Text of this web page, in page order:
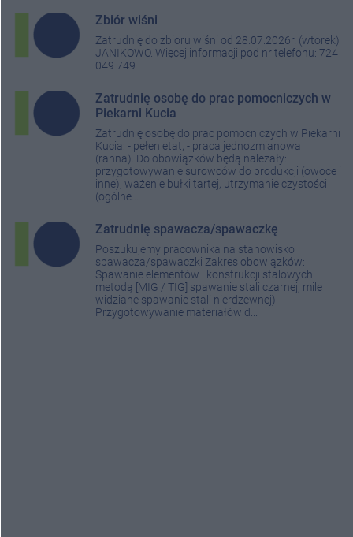
Zbiór wiśni
Zatrudnię do zbioru wiśni od 28.07.2026r. (wtorek)
JANIKOWO. Więcej informacji pod nr telefonu: 724
049 749
Zatrudnię osobę do prac pomocniczych w
Piekarni Kucia
Zatrudnię osobę do prac pomocniczych w Piekarni
Kucia: - pełen etat, - praca jednozmianowa
(ranna). Do obowiązków będą należały:
przygotowywanie surowców do produkcji (owoce i
inne), ważenie bułki tartej, utrzymanie czystości
(ogólne...
Zatrudnię spawacza/spawaczkę
Poszukujemy pracownika na stanowisko
spawacza/spawaczki Zakres obowiązków:
Spawanie elementów i konstrukcji stalowych
metodą [MIG / TIG] spawanie stali czarnej, mile
widziane spawanie stali nierdzewnej)
Przygotowywanie materiałów d...